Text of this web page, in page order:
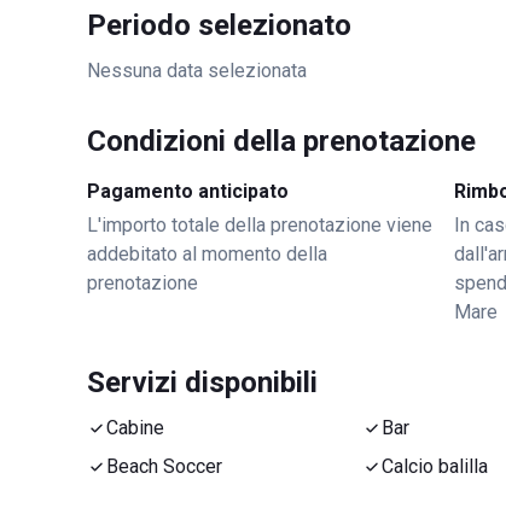
Periodo selezionato
Nessuna data selezionata
Condizioni della prenotazione
Pagamento anticipato
L'importo totale della prenotazione viene
addebitato al momento della
prenotazione
In
Mare
Servizi disponibili
Cabine Bar
Beach Soccer
Calcio balilla